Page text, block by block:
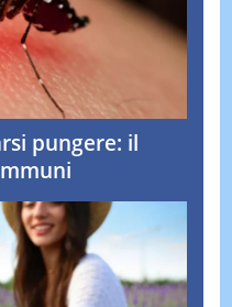
pungere: il